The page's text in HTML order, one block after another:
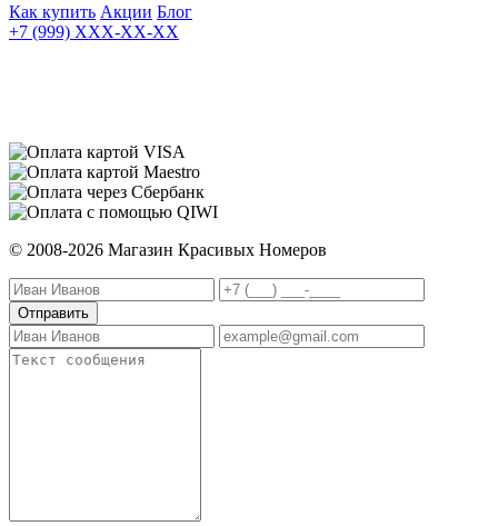
Как купить Акции Блог
+7 (999) XXX-XX-XX
© 2008-2026 Магазин Красивых Номеров
Отправить